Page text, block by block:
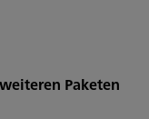
Paketen